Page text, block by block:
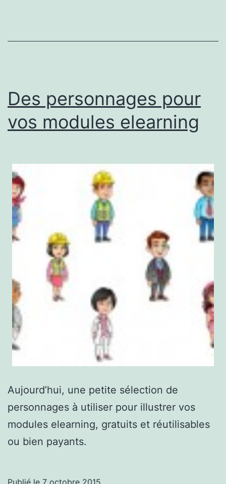
Des personnages pour
vos modules elearning
Aujourd’hui, une petite sélection de
personnages à utiliser pour illustrer vos
modules elearning, gratuits et réutilisables
ou bien payants.